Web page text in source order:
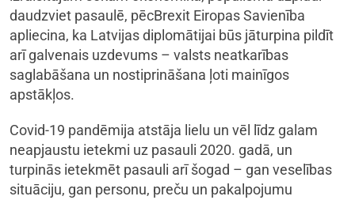
daudzviet pasaulē, pēcBrexit Eiropas Savienība
apliecina, ka Latvijas diplomātijai būs jāturpina pildīt
arī galvenais uzdevums – valsts neatkarības
saglabāšana un nostiprināšana ļoti mainīgos
apstākļos.
Covid-19 pandēmija atstāja lielu un vēl līdz galam
neapjaustu ietekmi uz pasauli 2020. gadā, un
turpinās ietekmēt pasauli arī šogad – gan veselības
situāciju, gan personu, preču un pakalpojumu